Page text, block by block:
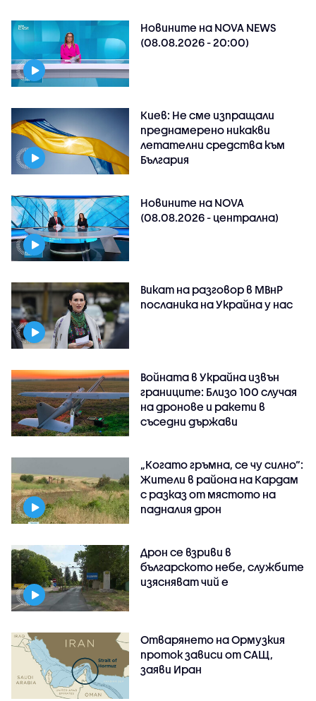
Новините на NOVA NEWS
(08.08.2026 - 20:00)
Киев: Не сме изпращали
преднамерено никакви
летателни средства към
България
Новините на NOVA
(08.08.2026 - централна)
Викат на разговор в МВнР
посланика на Украйна у нас
Войната в Украйна извън
границите: Близо 100 случая
на дронове и ракети в
съседни държави
„Когато гръмна, се чу силно“:
Жители в района на Кардам
с разказ от мястото на
падналия дрон
Дрон се взриви в
българското небе, службите
изясняват чий е
Отварянето на Ормузкия
проток зависи от САЩ,
заяви Иран